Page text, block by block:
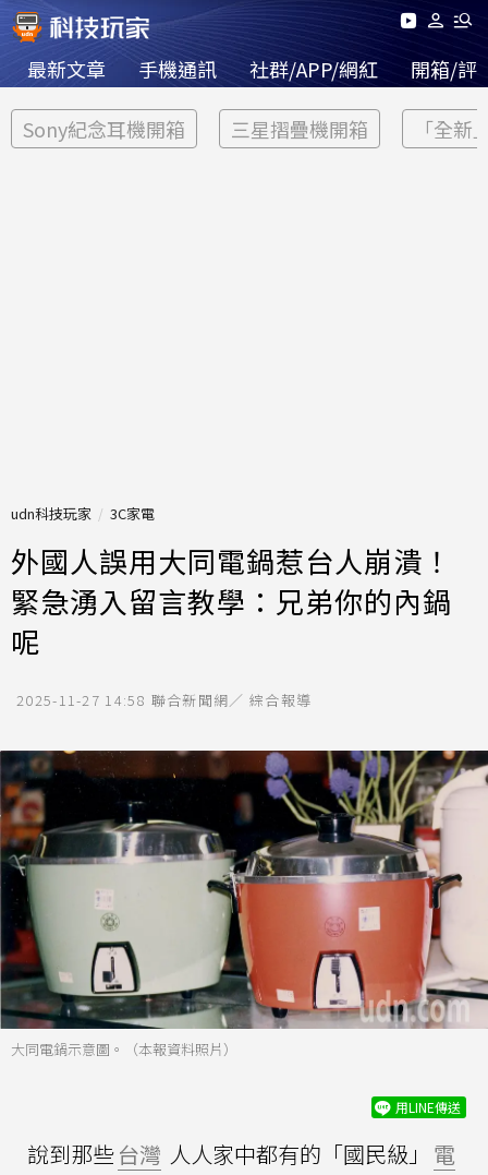
最新文章 手機通訊 社群/APP/網紅 開箱/評
Sony紀念耳機開箱 三星摺疊機開箱 「全新
udn科技玩家 3C家電
外國人誤用大同電鍋惹台人崩潰！
緊急湧入留言教學：兄弟你的內鍋
呢
2025-11-27 14:58 聯合新聞網／ 綜合報導
大同電鍋示意圖。（本報資料照片）
用LINE傳送
說到那些台灣 人人家中都有的「國民級」 電